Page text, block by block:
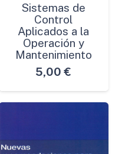
Sistemas de
Control
Aplicados a la
Operación y
Mantenimiento
5,00 €